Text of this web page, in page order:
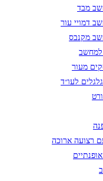
מבד
דמויי עור
מקנבס
למחשב
מעור
לעו״ד
רצועה ארוכה